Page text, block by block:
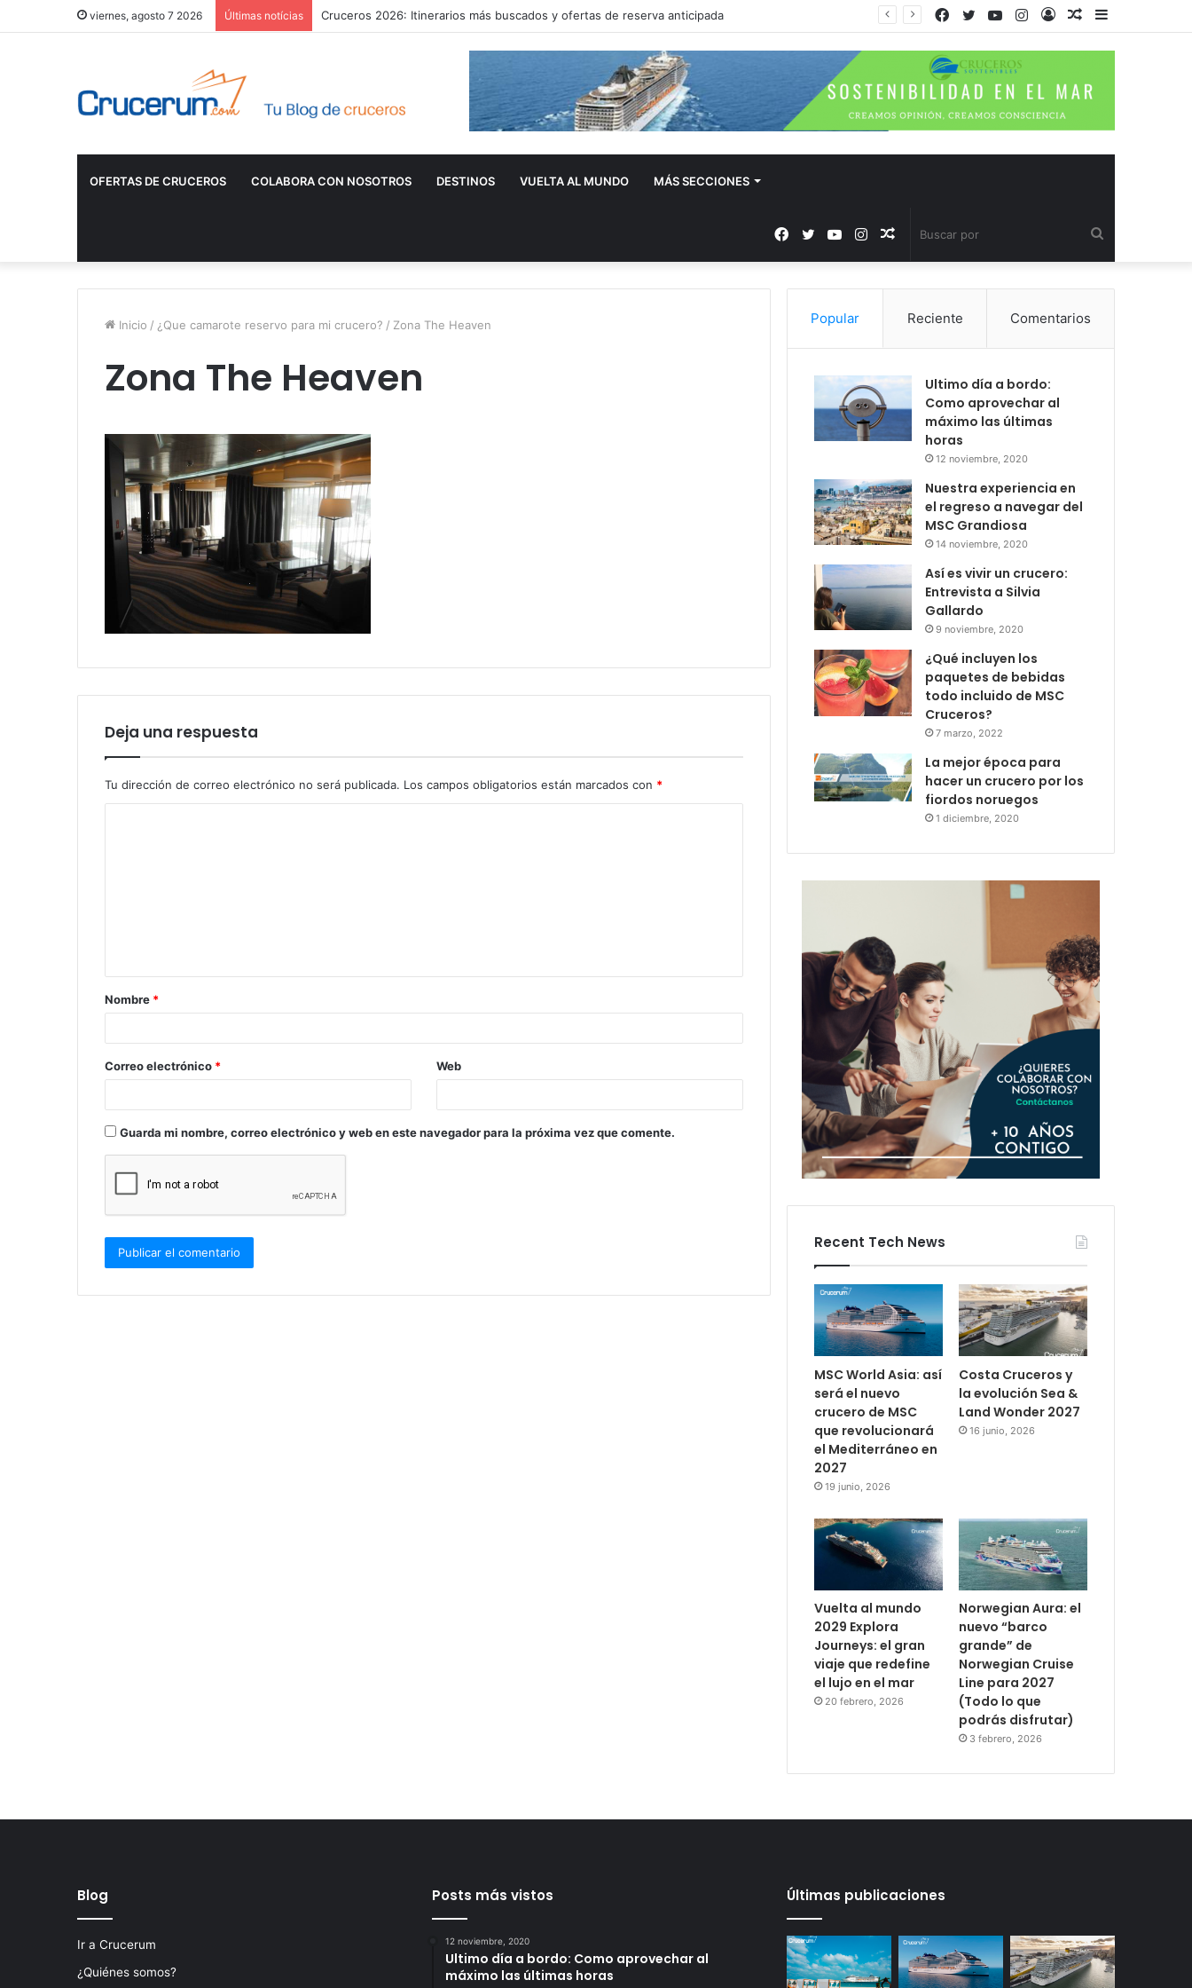
viernes, agosto 7 2026 Últimas notícias Cruceros 2026: Itinerarios más buscados y ofertas de reserva anticipada
Barra
Publicación
Acceso
Instagram
YouTube
Twitter
Facebook
OFERTAS DE CRUCEROS COLABORA CON NOSOTROS DESTINOS VUELTA AL MUNDO MÁS SECCIONES
por
Publicación
al
Instagram
YouTube
Twitter
Facebook
Inicio / ¿Que camarote reservo para mi crucero? / Zona The Heaven
Zona The Heaven
Deja una respuesta
Tu dirección de correo electrónico no será publicada. Los campos obligatorios están marcados con *
a
r
*
Nombre *
Correo electrónico * Web
Guarda mi nombre, correo electrónico y web en este navegador para la próxima vez que comente.
Popular Reciente Comentarios
Ultimo día a bordo:
Como aprovechar al
máximo las últimas
horas
12 noviembre, 2020
Nuestra experiencia en
el regreso a navegar del
MSC Grandiosa
14 noviembre, 2020
Así es vivir un crucero:
Entrevista a Silvia
Gallardo
9 noviembre, 2020
¿Qué incluyen los
paquetes de bebidas
todo incluido de MSC
Cruceros?
7 marzo, 2022
La mejor época para
hacer un crucero por los
fiordos noruegos
1 diciembre, 2020
Recent Tech News
MSC World Asia: así
será el nuevo
crucero de MSC
que revolucionará
el Mediterráneo en
2027
19 junio, 2026
Costa Cruceros y
la evolución Sea &
Land Wonder 2027
16 junio, 2026
Vuelta al mundo
2029 Explora
Journeys: el gran
viaje que redefine
el lujo en el mar
20 febrero, 2026
Norwegian Aura: el
nuevo “barco
grande” de
Norwegian Cruise
Line para 2027
(Todo lo que
podrás disfrutar)
3 febrero, 2026
Blog
Ir a Crucerum
¿Quiénes somos?
Posts más vistos
12 noviembre, 2020
Ultimo día a bordo: Como aprovechar al
máximo las últimas horas
Últimas publicaciones